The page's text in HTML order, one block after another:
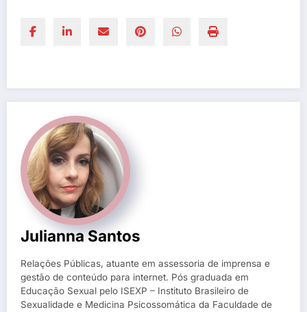
Julianna Santos
Relações Públicas, atuante em assessoria de imprensa e
gestão de conteúdo para internet. Pós graduada em
Educação Sexual pelo ISEXP – Instituto Brasileiro de
Sexualidade e Medicina Psicossomática da Faculdade de